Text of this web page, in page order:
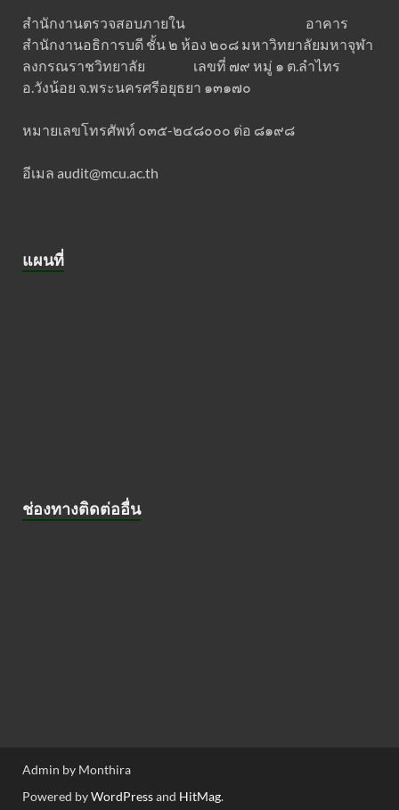
สำนักงานตรวจสอบภายใน อาคาร
สำนักงานอธิการบดี ชั้น ๒ ห้อง ๒๐๘ มหาวิทยาลัยมหาจุฬา
ลงกรณราชวิทยาลัย เลขที่ ๗๙ หมู่ ๑ ต.ลำไทร
อ.วังน้อย จ.พระนครศรีอยุธยา ๑๓๑๗๐
หมายเลขโทรศัพท์ ๐๓๕-๒๔๘๐๐๐ ต่อ ๘๑๙๘
อีเมล audit@mcu.ac.th
แผนที่
ช่องทางติดต่ออื่น
Admin by Monthira
Powered byWordPressand HitMag.